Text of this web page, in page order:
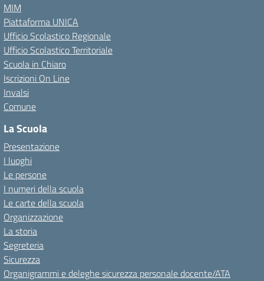
MIM
Piattaforma UNICA
Ufficio Scolastico Regionale
Ufficio Scolastico Territoriale
Scuola in Chiaro
Iscrizioni On Line
Invalsi
Comune
La Scuola
Presentazione
I luoghi
Le persone
I numeri della scuola
Le carte della scuola
Organizzazione
La storia
Segreteria
Sicurezza
Organigrammi e deleghe sicurezza personale docente/ATA